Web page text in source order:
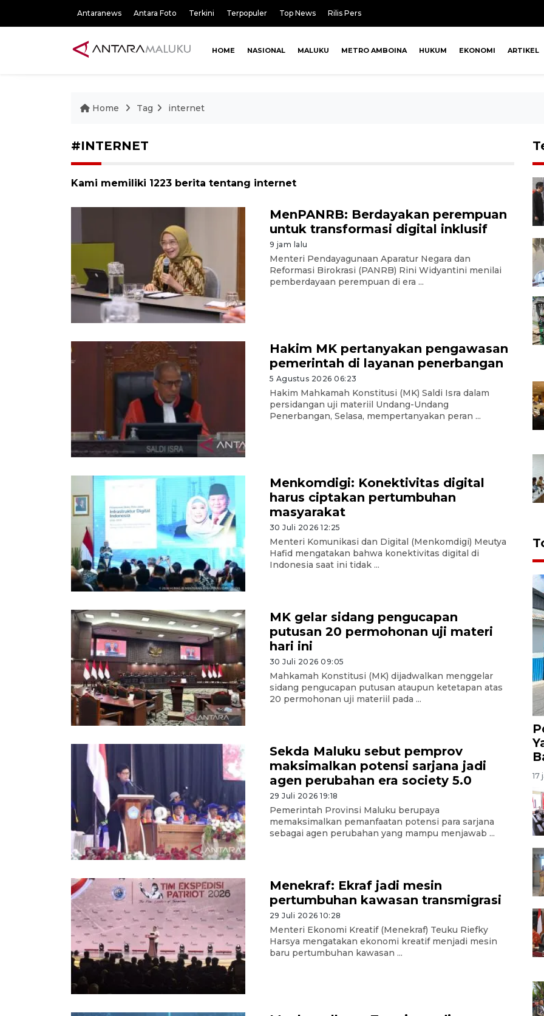
Antaranews Antara Foto Terkini Terpopuler Top News Rilis Pers
HOME NASIONAL MALUKU METRO AMBOINA HUKUM EKONOMI ARTIKEL
Home Tag internet
#INTERNET
Kami memiliki 1223 berita tentang internet
MenPANRB: Berdayakan perempuan
untuk transformasi digital inklusif
9 jam lalu
Menteri Pendayagunaan Aparatur Negara dan
Reformasi Birokrasi (PANRB) Rini Widyantini menilai
pemberdayaan perempuan di era ...
Hakim MK pertanyakan pengawasan
pemerintah di layanan penerbangan
5 Agustus 2026 06:23
Hakim Mahkamah Konstitusi (MK) Saldi Isra dalam
persidangan uji materiil Undang-Undang
Penerbangan, Selasa, mempertanyakan peran ...
Menkomdigi: Konektivitas digital
harus ciptakan pertumbuhan
masyarakat
30 Juli 2026 12:25
Menteri Komunikasi dan Digital (Menkomdigi) Meutya
Hafid mengatakan bahwa konektivitas digital di
Indonesia saat ini tidak ...
MK gelar sidang pengucapan
putusan 20 permohonan uji materi
hari ini
30 Juli 2026 09:05
Mahkamah Konstitusi (MK) dijadwalkan menggelar
sidang pengucapan putusan ataupun ketetapan atas
20 permohonan uji materiil pada ...
Sekda Maluku sebut pemprov
maksimalkan potensi sarjana jadi
agen perubahan era society 5.0
29 Juli 2026 19:18
Pemerintah Provinsi Maluku berupaya
memaksimalkan pemanfaatan potensi para sarjana
sebagai agen perubahan yang mampu menjawab ...
Menekraf: Ekraf jadi mesin
pertumbuhan kawasan transmigrasi
29 Juli 2026 10:28
Menteri Ekonomi Kreatif (Menekraf) Teuku Riefky
Harsya mengatakan ekonomi kreatif menjadi mesin
baru pertumbuhan kawasan ...
17